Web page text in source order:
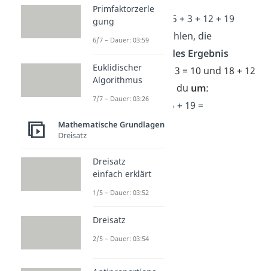
➡️Beispiel:
7 + 18 + 5 + 3 + 12 + 19
Zuerst suchst du Zahlen, die
rundes Ergebnis
haben.Das sind 7 + 3 = 10 und 18 + 12
= 30. Danach
du um:
→7 + 3+18 + 12
+ 5 + 19 =
10+30+ 24 =
40
Primfaktorzerle
gung
6/7 – Dauer: 03:59
Euklidischer
Algorithmus
7/7 – Dauer: 03:26
Mathematische Grundlagen
Dreisatz
Dreisatz
einfach erklärt
1/5 – Dauer: 03:52
Dreisatz
2/5 – Dauer: 03:54